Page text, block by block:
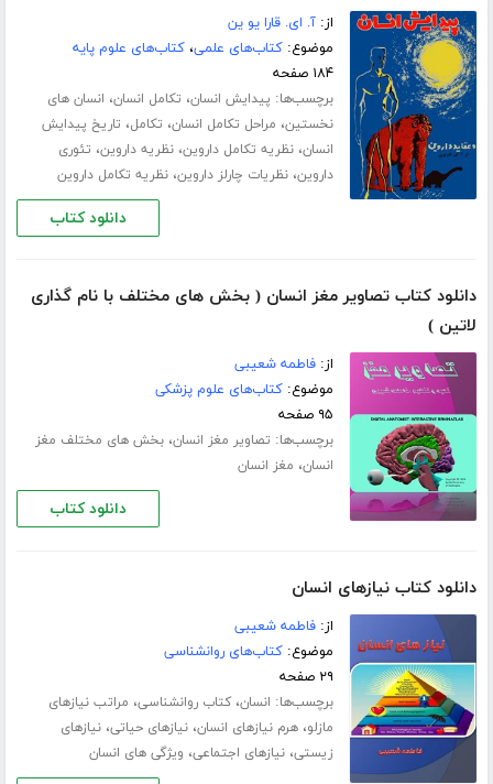
از:آ. ای. قارا یو ین
موضوع:کتاب‌های علمی،کتاب‌های علوم پایه
۱۸۴ صفحه
برچسب‌ها: پیدایش انسان، تکامل انسان، انسان های
نخستین، مراحل تکامل انسان، تکامل، تاریخ پیدایش
انسان،نظریه تکامل داروین،نظریه داروین، تئوری
داروین،نظریات چارلز داروین،نظریه تکامل داروین
دانلود کتاب
دانلود کتاب تصاویر مغز انسان ( بخش های مختلف با نام گذاری
لاتین )
از:فاطمه شعیبی
موضوع:کتاب‌های علوم پزشکی
۹۵ صفحه
برچسب‌ها: تصاویر مغز انسان،بخش های مختلف مغز
انسان، مغز انسان
دانلود کتاب
دانلود کتاب نیازهای انسان
از:فاطمه شعیبی
موضوع:کتاب‌های روانشناسی
۲۹ صفحه
برچسب‌ها: انسان،کتاب روانشناسی، مراتب نیازهای
مازلو،هرم نیازهای انسان،نیازهای حیاتی‌،نیازهای
زیستی،نیازهای اجتماعی، ویژگی های انسان